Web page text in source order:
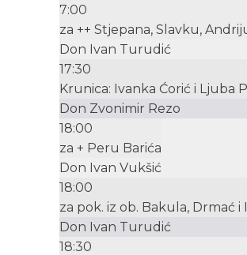
7:00
za ++ Stjepana, Slavku,
Don Ivan Turudić
17:30
Krunica: Ivanka Ćorić i Ljuba
Don Zvonimir Rezo
18:00
za + Peru Barića
Don Ivan Vukšić
18:00
za pok. iz ob. Bakula, Drmać i
Don Ivan Turudić
18:30